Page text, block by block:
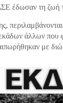
έδωσαν τη ζωή
άλλων που
με